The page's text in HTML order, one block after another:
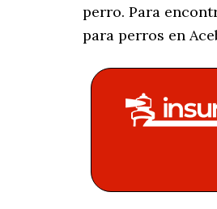
perro. Para
para perros en